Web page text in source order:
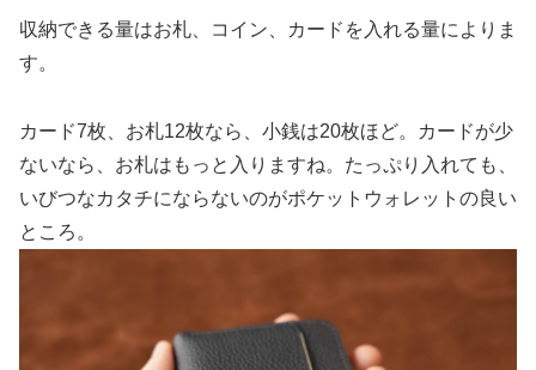
収納できる量はお札、コイン、カードを入れる量によりま
す。
カード7枚、お札12枚なら、小銭は20枚ほど。カードが少
ないなら、お札はもっと入りますね。たっぷり入れても、
いびつなカタチにならないのがポケットウォレットの良い
ところ。